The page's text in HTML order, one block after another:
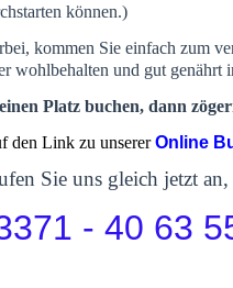
können.)
kommen Sie einfach zum
wohlbehalten und gut genährt
Platz buchen, dann
den Link zu unsererOnline
Sie uns gleich jetzt an,
- 40 63